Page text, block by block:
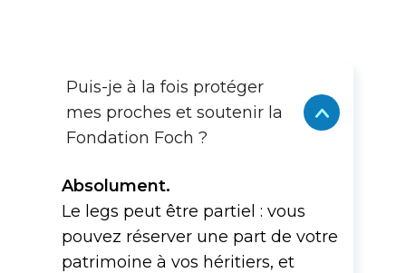
Puis-je à la fois protéger
mes proches et soutenir la
Fondation Foch ?
Absolument.
Le legs peut être partiel : vous
pouvez réserver une part de votre
patrimoine à vos héritiers, et